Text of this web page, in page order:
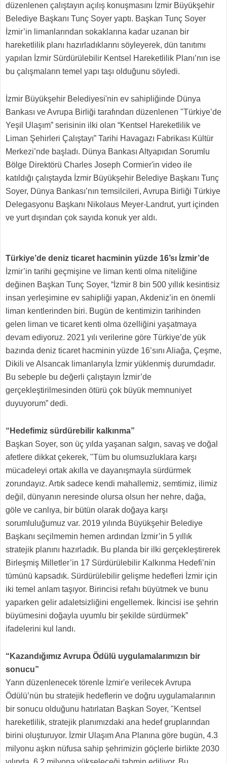
düzenlenen çalıştayın açılış konuşmasını İzmir Büyükşehir
Belediye Başkanı Tunç Soyer yaptı. Başkan Tunç Soyer
İzmir’in limanlarından sokaklarına kadar uzanan bir
hareketlilik planı hazırladıklarını söyleyerek, dün tanıtımı
yapılan İzmir Sürdürülebilir Kentsel Hareketlilik Planı’nın ise
bu çalışmaların temel yapı taşı olduğunu söyledi.
İzmir Büyükşehir Belediyesi'nin ev sahipliğinde Dünya
Bankası ve Avrupa Birliği tarafından düzenlenen "Türkiye’de
Yeşil Ulaşım” serisinin ilki olan “Kentsel Hareketlilik ve
Liman Şehirleri Çalıştayı” Tarihi Havagazı Fabrikası Kültür
Merkezi’nde başladı. Dünya Bankası Altyapıdan Sorumlu
Bölge Direktörü Charles Joseph Cormier'in video ile
katıldığı çalıştayda İzmir Büyükşehir Belediye Başkanı Tunç
Soyer, Dünya Bankası’nın temsilcileri, Avrupa Birliği Türkiye
Delegasyonu Başkanı Nikolaus Meyer-Landrut, yurt içinden
ve yurt dışından çok sayıda konuk yer aldı.
Türkiye’de deniz ticaret hacminin yüzde 16’sı İzmir’de
İzmir’in tarihi geçmişine ve liman kenti olma niteliğine
değinen Başkan Tunç Soyer, “İzmir 8 bin 500 yıllık kesintisiz
insan yerleşimine ev sahipliği yapan, Akdeniz’in en önemli
liman kentlerinden biri. Bugün de kentimizin tarihinden
gelen liman ve ticaret kenti olma özelliğini yaşatmaya
devam ediyoruz. 2021 yılı verilerine göre Türkiye’de yük
bazında deniz ticaret hacminin yüzde 16’sını Aliağa, Çeşme,
Dikili ve Alsancak limanlarıyla İzmir yüklenmiş durumdadır.
Bu sebeple bu değerli çalıştayın İzmir’de
gerçekleştirilmesinden ötürü çok büyük memnuniyet
duyuyorum” dedi.
“Hedefimiz sürdürebilir kalkınma”
Başkan Soyer, son üç yılda yaşanan salgın, savaş ve doğal
afetlere dikkat çekerek, "Tüm bu olumsuzluklara karşı
mücadeleyi ortak akılla ve dayanışmayla sürdürmek
zorundayız. Artık sadece kendi mahallemiz, semtimiz, ilimiz
değil, dünyanın neresinde olursa olsun her nehre, dağa,
göle ve canlıya, bir bütün olarak doğaya karşı
sorumluluğumuz var. 2019 yılında Büyükşehir Belediye
Başkanı seçilmemin hemen ardından İzmir’in 5 yıllık
stratejik planını hazırladık. Bu planda bir ilki gerçekleştirerek
Birleşmiş Milletler’in 17 Sürdürülebilir Kalkınma Hedefi’nin
tümünü kapsadık. Sürdürülebilir gelişme hedefleri İzmir için
iki temel anlam taşıyor. Birincisi refahı büyütmek ve bunu
yaparken gelir adaletsizliğini engellemek. İkincisi ise şehrin
büyümesini doğayla uyumlu bir şekilde sürdürmek”
ifadelerini kul landı.
“Kazandığımız Avrupa Ödülü uygulamalarımızın bir
sonucu”
Yarın düzenlenecek törenle İzmir'e verilecek Avrupa
Ödülü’nün bu stratejik hedeflerin ve doğru uygulamalarının
bir sonucu olduğunu hatırlatan Başkan Soyer, "Kentsel
hareketlilik, stratejik planımızdaki ana hedef gruplarından
birini oluşturuyor. İzmir Ulaşım Ana Planına göre bugün, 4.3
milyonu aşkın nüfusa sahip şehrimizin göçlerle birlikte 2030